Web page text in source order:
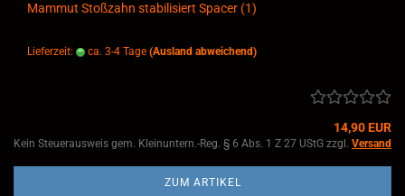
Mammut Stoßzahn stabilisiert Spacer (1)
Lieferzeit: ca. 3-4 Tage (Ausland abweichend)
14,90 EUR
Kein Steuerausweis gem. Kleinuntern.-Reg. § 6 Abs. 1 Z 27 UStG zzgl. Versand
ZUM ARTIKEL